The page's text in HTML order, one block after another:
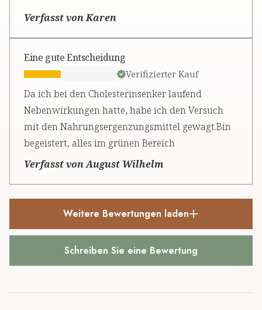
Verfasst von Karen
Eine gute Entscheidung
Verifizierter Kauf
Da ich bei den Cholesterinsenker laufend
Nebenwirkungen hatte, habe ich den Versuch
mit den Nahrungsergenzungsmittel gewagt.Bin
begeistert, alles im grünen Bereich
Verfasst von August Wilhelm
Weitere Bewertungen laden
Schreiben Sie eine Bewertung